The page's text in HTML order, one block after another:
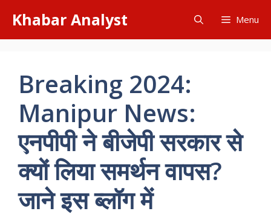
content
Khabar Analyst Menu
Breaking 2024:
Manipur News:
एनपीपी ने बीजेपी सरकार से
क्यों लिया समर्थन वापस?
जाने इस ब्लॉग में